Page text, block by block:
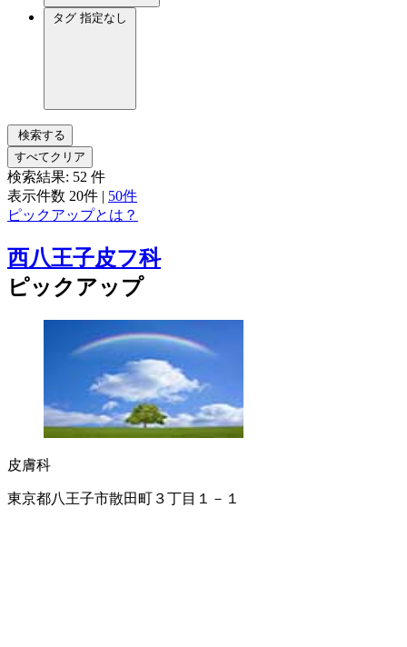
タグ 指定なし
検索する
すべてクリア
検索結果: 52 件
表示件数 20件 | 50件
ピックアップとは？
西八王子皮フ科
ピックアップ
皮膚科
東京都八王子市散田町３丁目１－１